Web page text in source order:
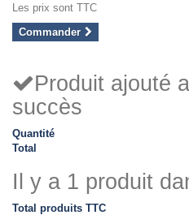
Les prix sont TTC
Commander
Produit ajouté
succès
Quantité
Total
Il y a 1 produit
Total produits TTC